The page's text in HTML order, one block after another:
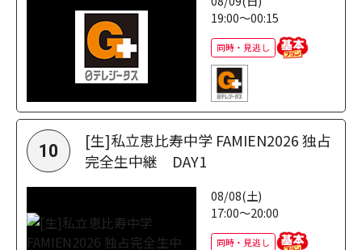
19:00～00:15
同時・見逃し
10
[生]私立恵比寿中学 FAMIEN2026 独占
完全生中継 DAY1
08/08(土)
17:00～20:00
同時・見逃し